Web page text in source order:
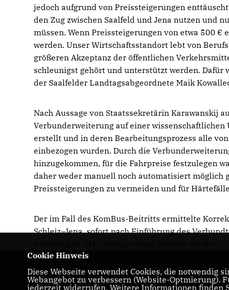
jedoch aufgrund von Preissteigerungen
den Zug zwischen Saalfeld und Jena nutzen und
müssen. Wenn Preissteigerungen von etwa 500
werden. Unser Wirtschaftsstandort lebt von
größeren Akzeptanz der öffentlichen
schleunigst gehört und unterstützt werden. Dafür
der Saalfelder Landtagsabgeordnete Maik
Nach Aussage von Staatssekretärin
Verbunderweiterung auf einer
erstellt und in deren Bearbeitungsprozess alle
einbezogen wurden. Durch die
hinzugekommen, für die Fahrpreise festzulegen
daher weder manuell noch automatisiert möglich
Preissteigerungen zu vermeiden und für
Der im Fall des KomBus-Beitritts ermittelte
Schleiz–Jena, sofort nach Einführung des
Maik Kowalleck - Mitglied des Thüringer
Landtags
Cookie Hinweis
Diese Webseite verwendet Cookies, die notwendig
Webangebot zu verbessern (Website-
jederzeit widerrufen. Weitere Informationen finden